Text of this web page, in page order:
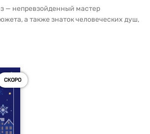
— непревзойденный мастер
а также знаток человеческих душ,
СКОРО